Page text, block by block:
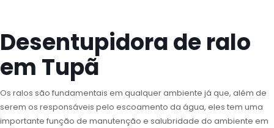
Desentupidora de ralo
em Tupã
Os ralos são fundamentais em qualquer ambiente já que, além de
serem os responsáveis pelo escoamento da água, eles tem uma
importante função de manutenção e salubridade do ambiente em